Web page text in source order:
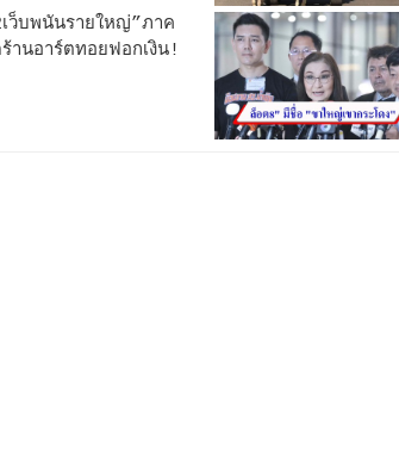
ว็บพนันรายใหญ่”ภาค
านอาร์ตทอยฟอกเงิน!